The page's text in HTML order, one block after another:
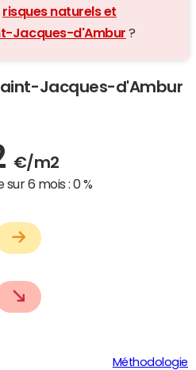
risques naturels et
Jacques-d'Ambur ?
Jacques-d'Ambur
€/m2
sur 6 mois :0 %
Méthodologie